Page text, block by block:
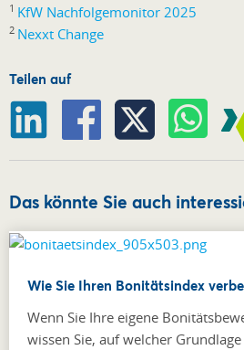
1 KfW Nachfolgemonitor 2025
2 Nexxt Change
Teilen auf
Das könnte Sie auch
Wie Sie Ihren Bonitätsindex
Wenn Sie Ihre eigene
wissen Sie, auf welcher